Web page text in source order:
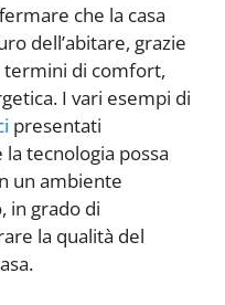
che la casa
dell’abitare, grazie
termini di comfort,
I vari esempi di
presentati
tecnologia possa
un ambiente
in grado di
la qualità del